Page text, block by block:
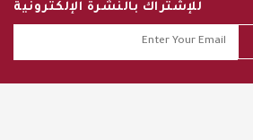
للإشتراك بالنشرة الإلكترونية